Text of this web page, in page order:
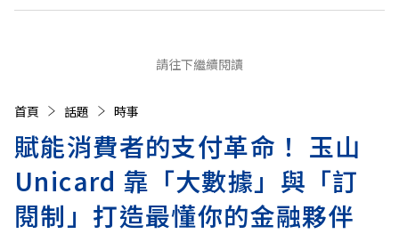
請往下繼續閱讀
首頁 話題 時事
賦能消費者的支付革命！ 玉山
Unicard 靠「大數據」與「訂
閱制」打造最懂你的金融夥伴